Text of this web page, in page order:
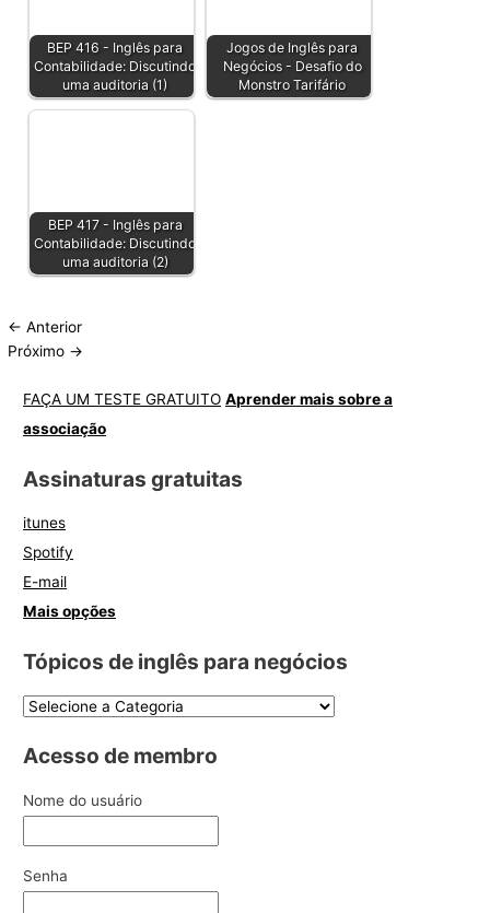
BEP 416 - Inglês para
Contabilidade: Discutindo
uma auditoria (1)
Jogos de Inglês para
Negócios - Desafio do
Monstro Tarifário
BEP 417 - Inglês para
Contabilidade: Discutindo
uma auditoria (2)
← Anterior
Próximo →
FAÇA UM TESTE GRATUITO Aprender mais sobre a
associação
Assinaturas gratuitas
itunes
Spotify
E-mail
Mais opções
Tópicos de inglês para negócios
Acesso de membro
Nome do usuário
Senha